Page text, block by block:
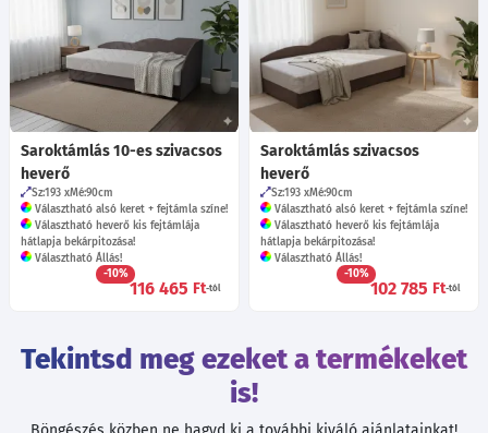
Saroktámlás 10-es szivacsos
heverő
Sz:193 Mé:90cm
Választható alsó keret + fejtámla színe!
Választható heverő kis fejtámlája
hátlapja bekárpitozása!
Választható Állás!
-10%
116 465 Ft-tól
Saroktámlás szivacsos
heverő
Sz:193 Mé:90cm
Választható alsó keret + fejtámla színe!
Választható heverő kis fejtámlája
hátlapja bekárpitozása!
Választható Állás!
-10%
102 785 Ft-tól
Tekintsd meg ezeket a termékeket
is!